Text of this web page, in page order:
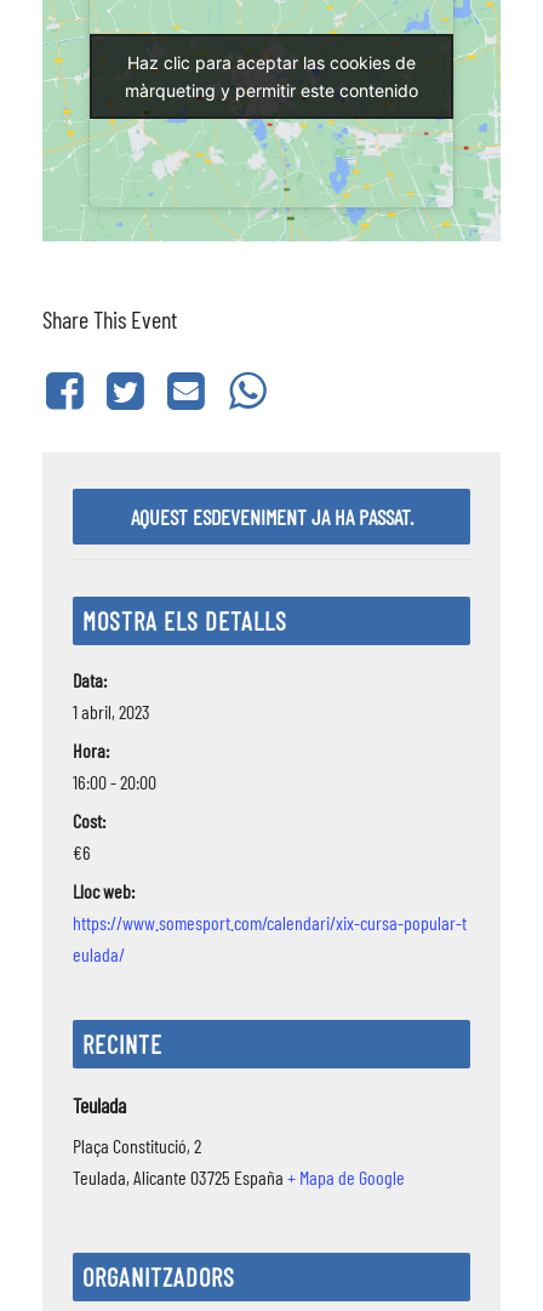
Haz clic para aceptar las cookies de
màrqueting y permitir este contenido
Haz clic para aceptar las cookies de
màrqueting y permitir este contenido
Share This Event
AQUEST ESDEVENIMENT JA HA PASSAT.
MOSTRA ELS DETALLS
Data:
1 abril, 2023
Hora:
16:00 - 20:00
Cost:
€6
Lloc web:
https://www.somesport.com/calendari/xix-cursa-popular-t
eulada/
RECINTE
Teulada
Plaça Constitució, 2
Teulada, Alicante 03725 España + Mapa de Google
ORGANITZADORS